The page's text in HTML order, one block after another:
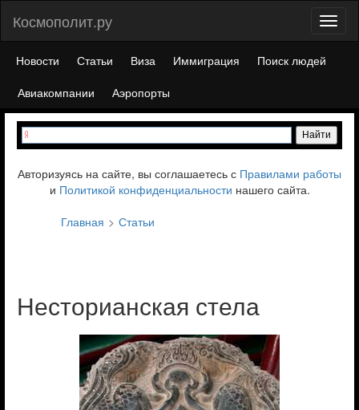
Космополит.ру
Новости Статьи Виза Иммиграция
Поиск людей
Авиакомпании
Аэропорты
Авторизуясь на сайте, вы соглашаетесь с Правилами работы
и Политикой конфиденциальности нашего сайта.
Главная
Статьи
Несторианская стела